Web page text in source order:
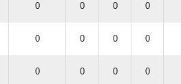
0 0 0 0
0 0 0 0
0 0 0 0